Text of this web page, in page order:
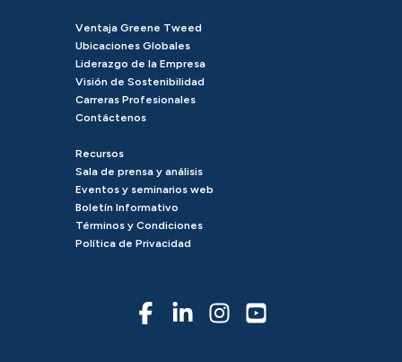
Ventaja Greene Tweed
Ubicaciones Globales
Liderazgo de la Empresa
Visión de Sostenibilidad
Carreras Profesionales
Contáctenos
Recursos
Sala de prensa y análisis
Eventos y seminarios web
Boletín Informativo
Términos y Condiciones
Política de Privacidad